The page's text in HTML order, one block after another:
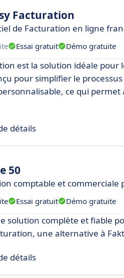
Facturation
de Facturation en ligne
Essai gratuit Démo gratuite
est la solution idéale
pour simplifier le
ce qui
détails
50
comptable et commerciale
Essai gratuit Démo gratuite
solution complète et fiable
une alternative à
détails